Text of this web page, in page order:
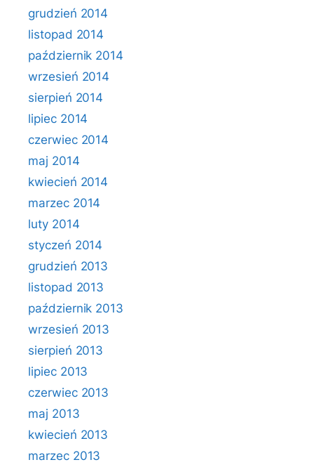
grudzień 2014
listopad 2014
październik 2014
wrzesień 2014
sierpień 2014
lipiec 2014
czerwiec 2014
maj 2014
kwiecień 2014
marzec 2014
luty 2014
styczeń 2014
grudzień 2013
listopad 2013
październik 2013
wrzesień 2013
sierpień 2013
lipiec 2013
czerwiec 2013
maj 2013
kwiecień 2013
marzec 2013